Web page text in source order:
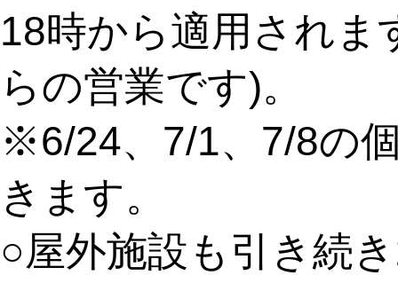
18時から適用されま
らの営業です)。
※6/24、7/1、7/8の
きます。
○屋外施設も引き続